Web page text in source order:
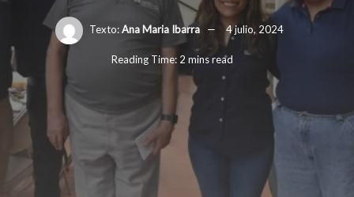
Texto:Ana Maria Ibarra 4 julio, 2024
Reading Time: 2 mins read